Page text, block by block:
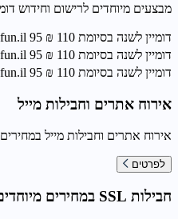
מבצעים מיוחדים לרישום וחידוש
דומיין לשנה בסיומת fun.il 95 ₪ 110
דומיין לשנה בסיומת fun.il 95 ₪ 110
דומיין לשנה בסיומת fun.il 95 ₪ 110
אירוח אתרים וחבילות מייל
אירוח אתרים וחבילות מייל
לפרטים
חבילות SSL במחירים מיוחדים